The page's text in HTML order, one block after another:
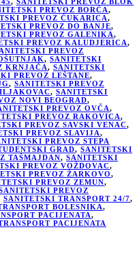
PREVOZ BORČA,
PREVOZ ČUKARICA,
PREVOZ DO BANJE,
PREVOZ GALENIKA,
PREVOZ KALUDJERICA,
PREVOZ
, SANITETSKI
KRNJAČA, SANITETSKI
PREVOZ LEŠTANE,
, SANITETSKI PREVOZ
, SANITETSKI
NOVI BEOGRAD,
PREVOZ OVČA,
PREVOZ RAKOVICA,
PREVOZ SAVSKI VENAC,
PREVOZ SLAVIJA,
PREVOZ STEPA
GRAD, SANITETSKI
TAŠMAJDAN, SANITETSKI
PREVOZ VOŽDOVAC,
PREVOZ ŽARKOVO,
PREVOZ ZEMUN,
PREVOZ
SANITETSKI TRANSPORT 24/7,
BOLESNIKA,
PACIJENATA,
PACIJENATA